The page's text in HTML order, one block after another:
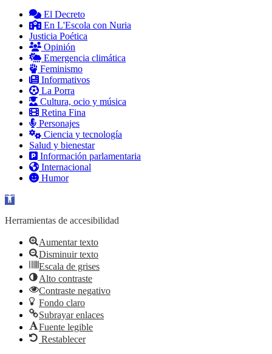
El Decreto
En L'Escola con Nuria
Justicia Poética
Opinión
Emergencia climática
Feminismo
Informativos
La Porra
Cultura, ocio y música
Retina Fina
Personajes
Ciencia y tecnología
Salud y bienestar
Información parlamentaria
Internacional
Humor
Abrir barra de herramientas
Herramientas de accesibilidad
Aumentar texto
Disminuir texto
Escala de grises
Alto contraste
Contraste negativo
Fondo claro
Subrayar enlaces
Fuente legible
Restablecer